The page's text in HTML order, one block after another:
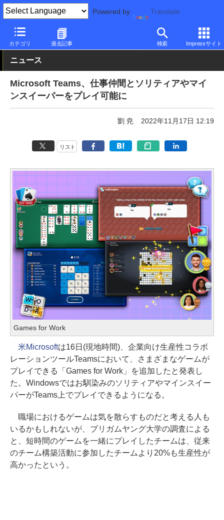
Powered by Translate
カテゴリ 過去記事 検索 Impressサイト
PC Watch 市場 サービス
ニュース
Microsoft Teams、仕事仲間とソリティアやマイ
ンスイーパーをプレイ可能に
劉 尭 2022年11月17日 12:19
リスト
Games for Work
米Microsoftは16日(現地時間)、企業向け生産性コラボ
レーションツールTeamsにおいて、さまざまなゲームが
プレイできる「Games for Work」を追加したと発表し
た。Windowsではお馴染みのソリティアやマインスイー
パーがTeams上でプレイできるようになる。
職場におけるゲームは気を散らすものだと考える人も
いるかもしれないが、ブリガムヤング大学の調査による
と、短時間のゲームを一緒にプレイしたチームは、従来
のチーム構築活動に参加したチームより20%も生産性が
高かったという。